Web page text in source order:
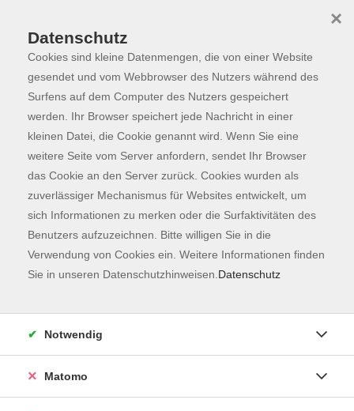
Skip to main content
Programm
Der Kurs konnte nicht gefunden werden.
Kontaktformular
Impressum
AGB
Datenschutzerklärung
Datenschutz
Cookies sind kleine Datenmengen, die von einer Website
gesendet und vom Webbrowser des Nutzers während des
Surfens auf dem Computer des Nutzers gespeichert
werden. Ihr Browser speichert jede Nachricht in einer
kleinen Datei, die Cookie genannt wird. Wenn Sie eine
weitere Seite vom Server anfordern, sendet Ihr Browser
das Cookie an den Server zurück. Cookies wurden als
zuverlässiger Mechanismus für Websites entwickelt, um
sich Informationen zu merken oder die Surfaktivitäten des
Benutzers aufzuzeichnen. Bitte willigen Sie in die
Verwendung von Cookies ein. Weitere Informationen finden
Sie in unseren Datenschutzhinweisen. Datenschutz
×
Notwendig
Matomo